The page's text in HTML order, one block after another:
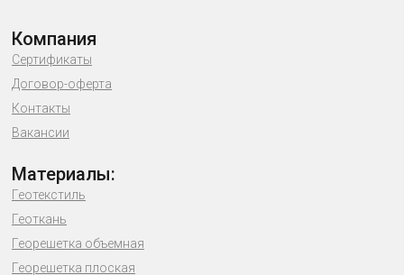
Компания
Сертификаты
Договор-оферта
Контакты
Вакансии
Материалы:
Геотекстиль
Геоткань
Георешетка объемная
Георешетка плоская